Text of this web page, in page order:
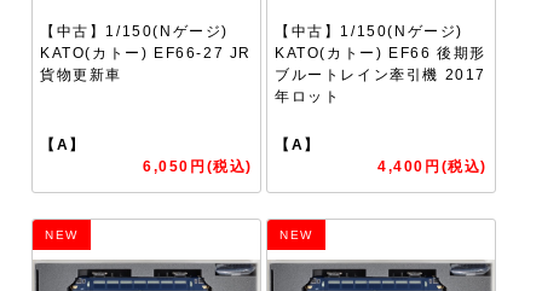
【中古】1/150(Nゲージ)
KATO(カトー) EF66-27 JR
貨物更新車
【A】
6,050円(税込)
【中古】1/150(Nゲージ)
KATO(カトー) EF66 後期形
ブルートレイン牽引機 2017
年ロット
【A】
4,400円(税込)
NEW NEW